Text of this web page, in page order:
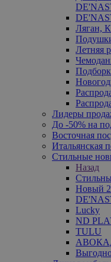
Ляган,
Летняя
Лидеры
До -50% на
Восточная
Итальянская
Стильные
Назад
Новый
Lucky
ND
TULU